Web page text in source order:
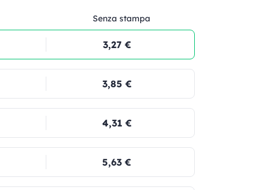
Senza stampa
3,27 €
3,85 €
4,31 €
5,63 €